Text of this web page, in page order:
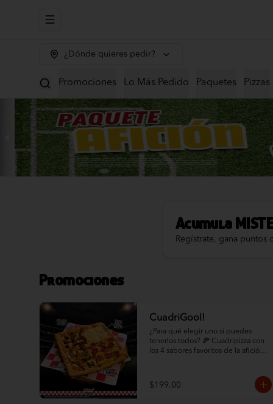
Abrir menu de navegación
¿Dónde quieres pedir?
Promociones Lo Más Pedido Paquetes Pizzas
Acumula
Regístrate, gana puntos
Promociones
CuadriGool!
¿Para qué elegir uno si puedes
tenerlos todos? 🍕 Cuadripizza con
los 4 sabores favoritos de la afición:
¡Abundante queso y orilla de
ajonjolí!
$199.00